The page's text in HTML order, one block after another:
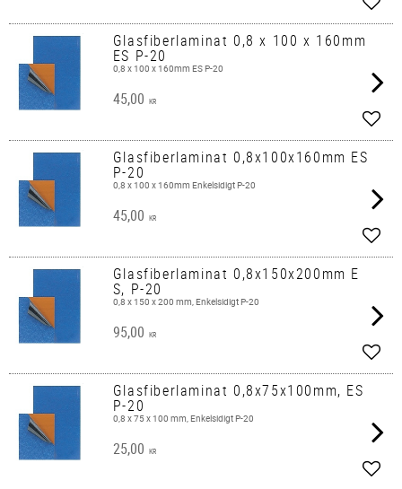
Glasfiberlaminat 0,8 x 100 x 160mm
ES P-20
0,8 x 100 x 160mm ES P-20
45,00 KR
Glasfiberlaminat 0,8x100x160mm ES
P-20
0,8 x 100 x 160mm Enkelsidigt P-20
45,00 KR
Glasfiberlaminat 0,8x150x200mm E
S, P-20
0,8 x 150 x 200 mm, Enkelsidigt P-20
95,00 KR
Glasfiberlaminat 0,8x75x100mm, ES
P-20
0,8 x 75 x 100 mm, Enkelsidigt P-20
25,00 KR